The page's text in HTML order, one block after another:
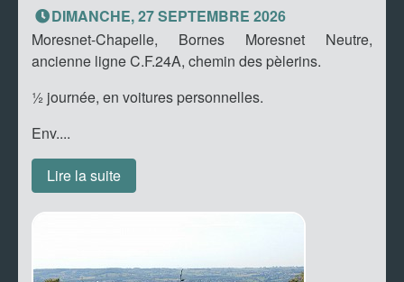
DIMANCHE, 27 SEPTEMBRE 2026
Moresnet-Chapelle, Bornes Moresnet Neutre,
ancienne ligne C.F.24A, chemin des pèlerins.
½ journée, en voitures personnelles.
Env....
Lire la suite